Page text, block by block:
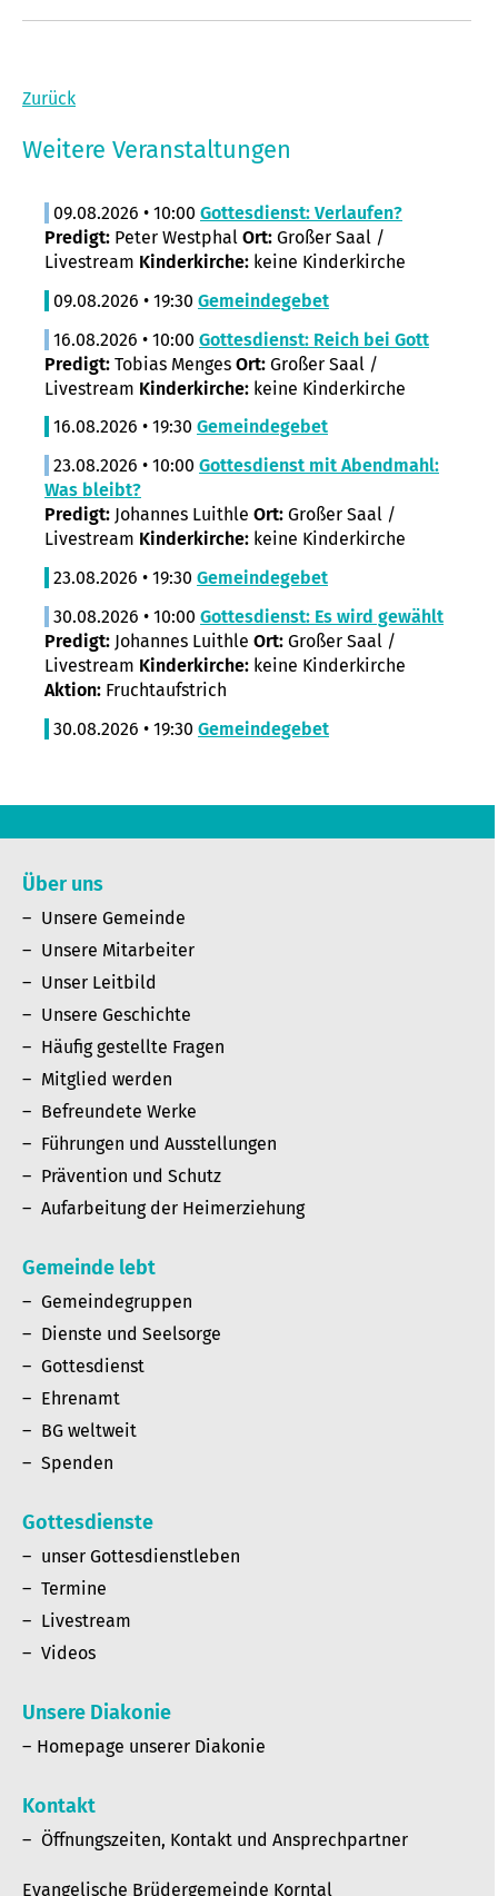
Zurück
Weitere Veranstaltungen
09.08.2026 • 10:00 Gottesdienst: Verlaufen?
Predigt: Peter Westphal Ort: Großer Saal /
Livestream Kinderkirche: keine Kinderkirche
09.08.2026 • 19:30 Gemeindegebet
16.08.2026 • 10:00 Gottesdienst: Reich bei Gott
Predigt: Tobias Menges Ort: Großer Saal /
Livestream Kinderkirche: keine Kinderkirche
16.08.2026 • 19:30 Gemeindegebet
23.08.2026 • 10:00 Gottesdienst mit Abendmahl:
Was bleibt?
Predigt: Johannes Luithle Ort: Großer Saal /
Livestream Kinderkirche: keine Kinderkirche
23.08.2026 • 19:30 Gemeindegebet
30.08.2026 • 10:00 Gottesdienst: Es wird gewählt
Predigt: Johannes Luithle Ort: Großer Saal /
Livestream Kinderkirche: keine Kinderkirche
Aktion: Fruchtaufstrich
30.08.2026 • 19:30 Gemeindegebet
Über uns
Unsere Gemeinde
Unsere Mitarbeiter
Unser Leitbild
Unsere Geschichte
Häufig gestellte Fragen
Mitglied werden
Befreundete Werke
Führungen und Ausstellungen
Prävention und Schutz
Aufarbeitung der Heimerziehung
Gemeinde lebt
Gemeindegruppen
Dienste und Seelsorge
Gottesdienst
Ehrenamt
BG weltweit
Spenden
Gottesdienste
unser Gottesdienstleben
Termine
Livestream
Videos
Unsere Diakonie
Homepage unserer Diakonie
Kontakt
Öffnungszeiten, Kontakt und Ansprechpartner
Evangelische Brüdergemeinde Korntal